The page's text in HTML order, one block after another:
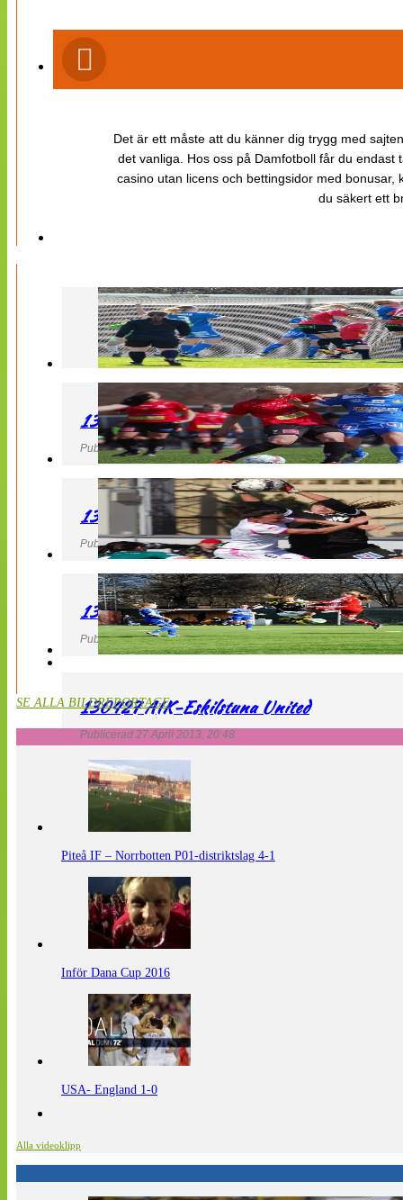
Det är ett måste att du känner dig trygg med
det vanliga. Hos oss på Damfotboll får du
casino utan licens och bettingsidor med
du säkert ett
130427 LB 07 – QBIK
Publicerad 27 April 2013, 22:40
130427 IF Limhamn Bunkeflo – QBIK
Publicerad 27 April 2013, 21:10
130427 LdB FC Malmö – Mallbackens IF
Publicerad 27 April 2013, 20:54
130427 AIK-Eskilstuna United
Publicerad 27 April 2013, 20:48
SE ALLA BILDREPORTAGE
Piteå IF – Norrbotten P01-distriktslag 4-1
Inför Dana Cup 2016
USA- England 1-0
Alla videoklipp